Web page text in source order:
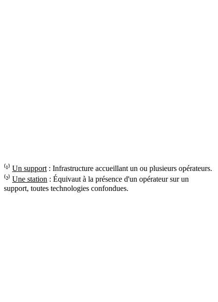
⁽¹⁾ Un support : Infrastructure accueillant un ou plusieurs opérateurs.
⁽²⁾ Une station : Équivaut à la présence d'un opérateur sur un
support, toutes technologies confondues.